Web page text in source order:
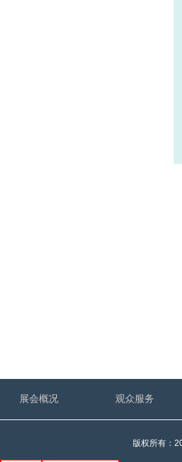
展会概况 观众服务
版权所有：